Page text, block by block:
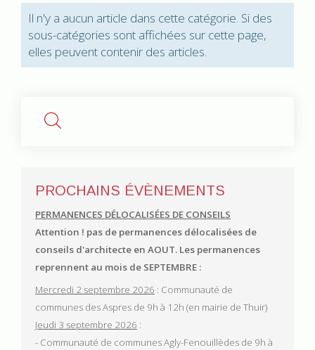
Il n'y a aucun article dans cette catégorie. Si des
sous-catégories sont affichées sur cette page,
elles peuvent contenir des articles.
PROCHAINS ÉVÈNEMENTS
PERMANENCES DÉLOCALISÉES DE CONSEILS
Attention ! pas de permanences délocalisées de
conseils d'architecte en AOUT. Les permanences
reprennent au mois de SEPTEMBRE :
Mercredi 2 septembre 2026 : Communauté de
communes des Aspres de 9h à 12h (en mairie de Thuir)
Jeudi 3 septembre 2026 :
- Communauté de communes Agly-Fenouillèdes de 9h à